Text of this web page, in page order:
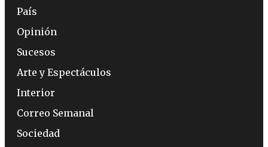
País
Opinión
Sucesos
Arte y Espectáculos
Interior
Correo Semanal
Sociedad